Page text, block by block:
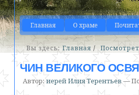
Главная О храме
Вы здесь: Главная /
ЧИН ВЕЛИКОГО
Автор:иерей Илия Терентьев—